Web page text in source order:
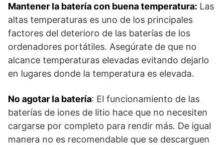
Mantener la batería con buena temperatura: Las
altas temperaturas es uno de los principales
factores del deterioro de las baterías de los
ordenadores portátiles. Asegúrate de que no
alcance temperaturas elevadas evitando dejarlo
en lugares donde la temperatura es elevada.
No agotar la batería: El funcionamiento de las
baterías de iones de litio hace que no necesiten
cargarse por completo para rendir más. De igual
manera no es recomendable que se descarguen